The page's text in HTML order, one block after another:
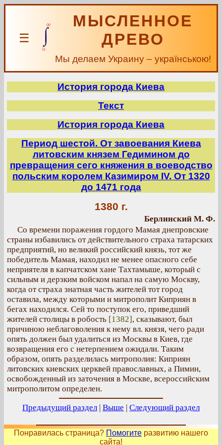
☰
МЫСЛЕННОЕ
ДРЕВО
Мы делаем Украину – українською!
История города Киева
Текст
История города Киева
Период шестой. От завоевания Киева
литовским князем Гедимином до
превращения сего княжения в воеводство
польским королем Казимиром IV. От 1320
до 1471 года
1380 г.
Берлинский М. Ф.
Со времени поражения гордого Мамая днепровские
страны избавились от действительного страха татарских
предприятий, но великий российский князь, тот же
победитель Мамая, находил не менее опасного себе
неприятеля в капчатском хане Тахтамыше, который с
сильным и дерзким войском напал на самую Москву,
когда от страха знатная часть жителей тот город
оставила, между которыми и митрополит Киприян в
бегах находился. Сей то поступок его, приведший
жителей столицы в робость [1382], сказывают, был
причиною неблаговоления к нему вл. князя, чего ради
опять должен был удалиться из Москвы в Киев, где
возвращения его с нетерпением ожидали. Таким
образом, опять разделилась митрополия: Киприян
литовских киевских церквей православных, а Пимин,
освобожденный из заточения в Москве, всероссийским
митрополитом определен.
Предыдущий раздел | Выше | Следующий раздел
Понравилась страница? Помогите развитию нашего
сайта!